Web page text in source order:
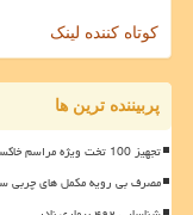
کوتاه کننده لینک
پربیننده ترین ها
تجهیز 100 تخت ویژه مراسم خاکسپاری رهبر شهید در بیمارستان صحرایی مصلی به علاوه فیلم
مصرف بی رویه مکمل های چربی